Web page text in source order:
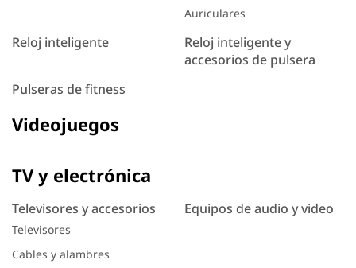
Auriculares
Reloj inteligente
Reloj inteligente y
accesorios de pulsera
Pulseras de fitness
Videojuegos
TV y electrónica
Televisores y accesorios
Televisores
Cables y alambres
Equipos de audio y video